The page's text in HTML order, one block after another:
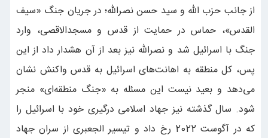
از جانب حزب الله و سید حسن نصرالله؛ در جریان جنگ «سیف
القدس»، حماس در حمایت از قدس و مسجدالاقصی، وارد
جنگ با اسرائیل شد و نصرالله نیز بعد از آن هشدار داد از این
پس، کل منطقه به اهانت‌های اسرائیل به قدس واکنش نشان
می‌دهد و بعید نیست این مسئله به «جنگ منطقه‌ای» منجر
شود. سال گذشته نیز جهاد اسلامی درگیری خود با اسرائیل را
که در آگوست 2022 رخ داد و تیسیر الجعبری از سران جهاد